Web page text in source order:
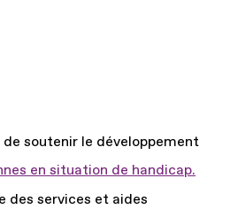
soutenir le développement
en situation de handicap.
des services et aides